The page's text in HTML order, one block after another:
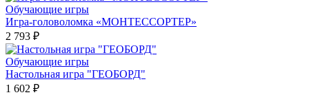
Обучающие игры
Игра-головоломка «МОНТЕССОРТЕР»
2 793 ₽
Обучающие игры
Настольная игра "ГЕОБОРД"
1 602 ₽